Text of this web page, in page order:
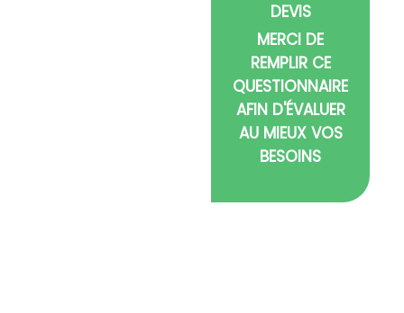
DEVIS
MERCI DE
REMPLIR CE
QUESTIONNAIRE
AFIN D'ÉVALUER
AU MIEUX VOS
BESOINS